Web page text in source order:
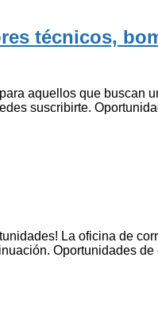
técnicos,
aquellos que buscan
suscribirte.
La oficina de
Oportunidades